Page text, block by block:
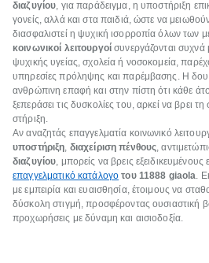
διαζυγίου, για παράδειγμα, η υποστήριξη
γονείς, αλλά και στα παιδιά, ώστε να
διασφαλιστεί η ψυχική ισορροπία όλων των
κοινωνικοί λειτουργοίσυνεργάζονται συχνά
ψυχικής υγείας, σχολεία ή νοσοκομεία,
υπηρεσίες πρόληψης και παρέμβασης. Η
ανθρώπινη επαφή και στην πίστη ότι κάθε
ξεπεράσει τις δυσκολίες του, αρκεί να βρει
στήριξη.
Αν αναζητάς επαγγελματία κοινωνικό
υποστήριξη, διαχείριση πένθους,
διαζυγίου, μπορείς να βρεις
επαγγελματικό κατάλογο του 11888 giaola.
με εμπειρία και ευαισθησία, έτοιμους να
δύσκολη στιγμή, προσφέροντας ουσιαστική
προχωρήσεις με δύναμη και αισιοδοξία.